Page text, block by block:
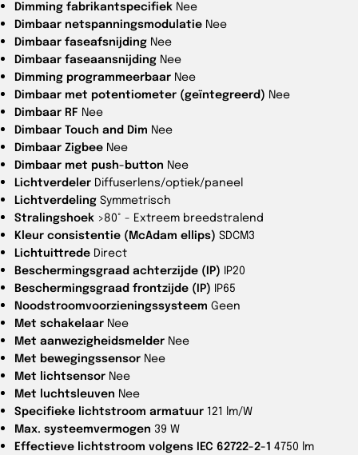
Dimming fabrikantspecifiek Nee
Dimbaar netspanningsmodulatie Nee
Dimbaar faseafsnijding Nee
Dimbaar faseaansnijding Nee
Dimming programmeerbaar Nee
Dimbaar met potentiometer (geïntegreerd) Nee
Dimbaar RF Nee
Dimbaar Touch and Dim Nee
Dimbaar Zigbee Nee
Dimbaar met push-button Nee
Lichtverdeler Diffuserlens/optiek/paneel
Lichtverdeling Symmetrisch
Stralingshoek >80° - Extreem breedstralend
Kleur consistentie (McAdam ellips) SDCM3
Lichtuittrede Direct
Beschermingsgraad achterzijde (IP) IP20
Beschermingsgraad frontzijde (IP) IP65
Noodstroomvoorzieningssysteem Geen
Met schakelaar Nee
Met aanwezigheidsmelder Nee
Met bewegingssensor Nee
Met lichtsensor Nee
Met luchtsleuven Nee
Specifieke lichtstroom armatuur 121 lm/W
Max. systeemvermogen 39 W
Effectieve lichtstroom volgens IEC 62722-2-1 4750 lm